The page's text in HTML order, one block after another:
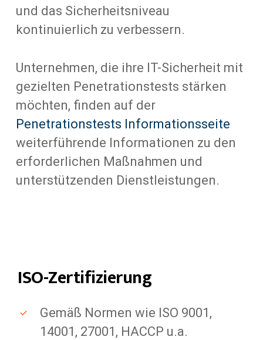
und das Sicherheitsniveau
kontinuierlich zu verbessern.
Unternehmen, die ihre IT-Sicherheit mit
gezielten Penetrationstests stärken
möchten, finden auf der
Penetrationstests Informationsseite
weiterführende Informationen zu den
erforderlichen Maßnahmen und
unterstützenden Dienstleistungen.
ISO-Zertifizierung
Gemäß Normen wie ISO 9001,
14001, 27001, HACCP u.a.